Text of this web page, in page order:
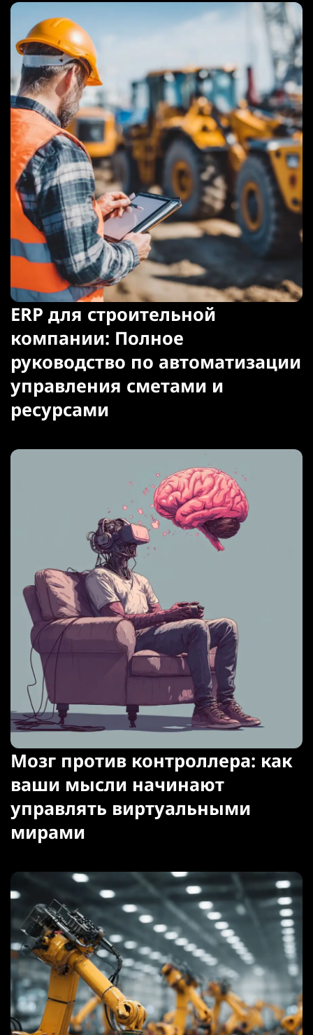
ERP для строительной
компании: Полное
руководство по автоматизации
управления сметами и
ресурсами
Мозг против контроллера: как
ваши мысли начинают
управлять виртуальными
мирами